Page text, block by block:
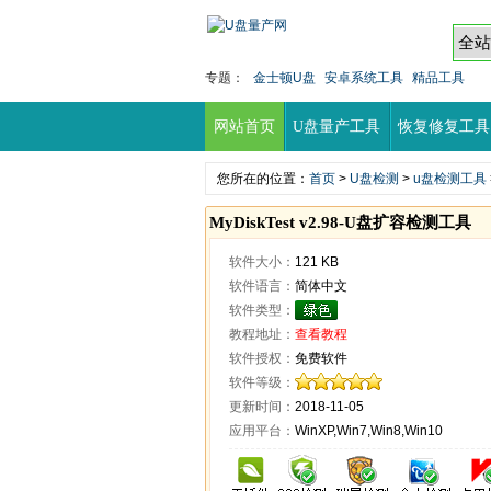
专题： 金士顿U盘 安卓系统工具 精品工具
网站首页 U盘量产工具 恢复修复工具
您所在的位置： 首页 > U盘检测 > u盘检测工具
MyDiskTest v2.98-U盘扩容检测工具
软件大小： 121 KB
软件语言： 简体中文
软件类型：
教程地址： 查看教程
软件授权： 免费软件
软件等级：
更新时间： 2018-11-05
应用平台： WinXP,Win7,Win8,Win10